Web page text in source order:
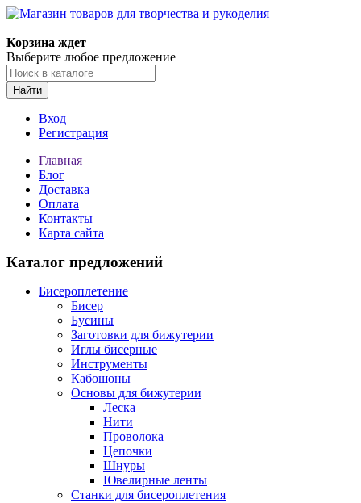
Корзина ждет
Выберите любое предложение
Найти
Вход
Регистрация
Главная
Блог
Доставка
Оплата
Контакты
Карта сайта
Каталог предложений
Бисероплетение
Бисер
Бусины
Заготовки для бижутерии
Иглы бисерные
Инструменты
Кабошоны
Основы для бижутерии
Леска
Нити
Проволока
Цепочки
Шнуры
Ювелирные ленты
Станки для бисероплетения